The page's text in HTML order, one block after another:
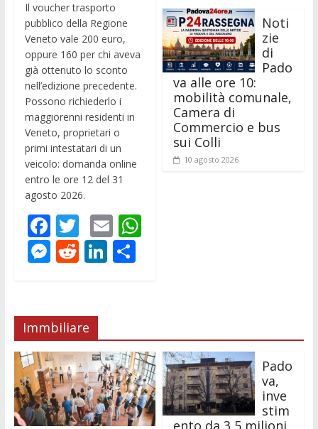
Il voucher trasporto
pubblico della Regione
Veneto vale 200 euro,
oppure 160 per chi aveva
già ottenuto lo sconto
nell’edizione precedente.
Possono richiederlo i
maggiorenni residenti in
Veneto, proprietari o
primi intestatari di un
veicolo: domanda online
entro le ore 12 del 31
agosto 2026.
F
ac
e
o
o
k
T
w
itt
E
m
ai
W
p
p
M
e
n
g
er
R
di
t
Li
dI
n
C
vi
di
Noti
zie
di
Pado
va alle ore 10:
mobilità comunale,
Camera di
Commercio e bus
sui Colli
10 agosto 2026
Immbiliare
Pado
va,
inve
stim